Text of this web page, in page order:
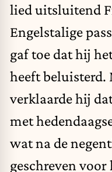
lied uitsluitend
Engelstalige
gaf toe dat hij
heeft beluisterd.
verklaarde hij
met
wat na de
geschreven